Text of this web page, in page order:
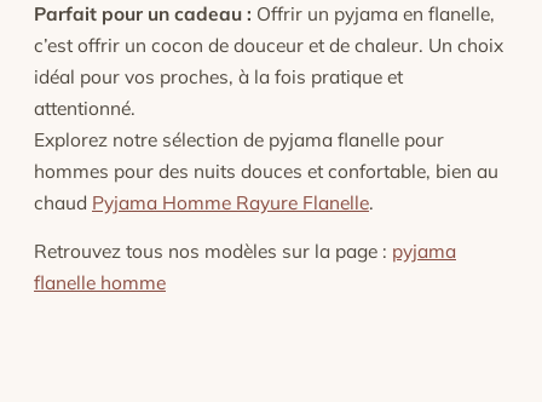
Parfait pour un cadeau : Offrir un pyjama en flanelle,
c’est offrir un cocon de douceur et de chaleur. Un choix
idéal pour vos proches, à la fois pratique et
attentionné.
Explorez notre sélection de pyjama flanelle pour
hommes pour des nuits douces et confortable, bien au
chaud Pyjama Homme Rayure Flanelle.
Retrouvez tous nos modèles sur la page : pyjama
flanelle homme